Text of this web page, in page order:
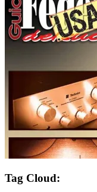
Tag Cloud: